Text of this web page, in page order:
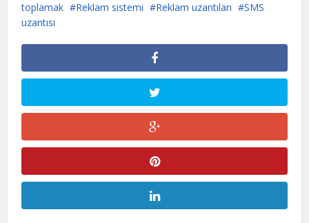
toplamak
Reklam sistemi Reklam uzantıları
SMS
uzantısı